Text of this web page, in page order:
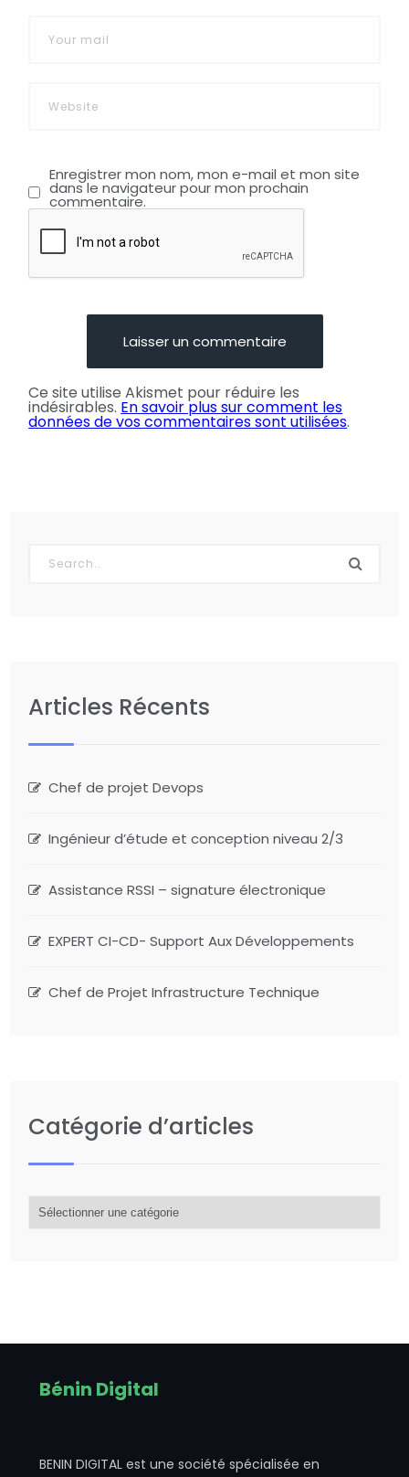
Enregistrer mon nom, mon e-mail et mon site
dans le navigateur pour mon prochain
commentaire.
Ce site utilise Akismet pour réduire les
indésirables. En savoir plus sur comment les
données de vos commentaires sont utilisées.
Articles Récents
Chef de projet Devops
Ingénieur d’étude et conception niveau 2/3
Assistance RSSI – signature électronique
EXPERT CI-CD- Support Aux Développements
Chef de Projet Infrastructure Technique
Catégorie d’articles
d’articles
Bénin Digital
BENIN DIGITAL est une société spécialisée en